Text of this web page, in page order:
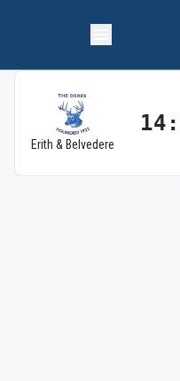
Erith & Belvedere